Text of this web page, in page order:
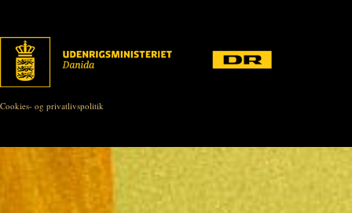
Cookies- og privatlivspolitik